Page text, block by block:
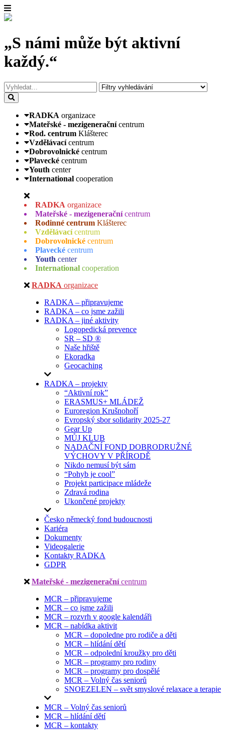
„S námi může být aktivní
každý.“
RADKA organizace
Mateřské - mezigenerační centrum
Rod. centrum Klášterec
Vzdělávací centrum
Dobrovolnické centrum
Plavecké centrum
Youth center
International cooperation
RADKA organizace
Mateřské - mezigenerační centrum
Rodinné centrum Klášterec
Vzdělávací centrum
Dobrovolnické centrum
Plavecké centrum
Youth center
International cooperation
RADKA organizace
RADKA – připravujeme
RADKA – co jsme zažili
RADKA – jiné aktivity
Logopedická prevence
SR – SD ®
Naše hřiště
Ekoradka
Geocaching
RADKA – projekty
“Aktivní rok”
ERASMUS+ MLÁDEŽ
Euroregion Krušnohoří
Evropský sbor solidarity 2025-27
Gear Up
MŮJ KLUB
NADAČNÍ FOND DOBRODRUŽNÉ
VÝCHOVY V PŘÍRODĚ
Nikdo nemusí být sám
“Pohyb je cool”
Projekt participace mládeže
Zdravá rodina
Ukončené projekty
Česko německý fond budoucnosti
Kariéra
Dokumenty
Videogalerie
Kontakty RADKA
GDPR
Mateřské - mezigenerační centrum
MCR – připravujeme
MCR – co jsme zažili
MCR – rozvrh v google kalendáři
MCR – nabídka aktivit
MCR – dopoledne pro rodiče a děti
MCR – hlídání dětí
MCR – odpolední kroužky pro děti
MCR – programy pro rodiny
MCR – programy pro dospělé
MCR – Volný čas seniorů
SNOEZELEN – svět smyslové relaxace a terapie
MCR – Volný čas seniorů
MCR – hlídání dětí
MCR – kontakty